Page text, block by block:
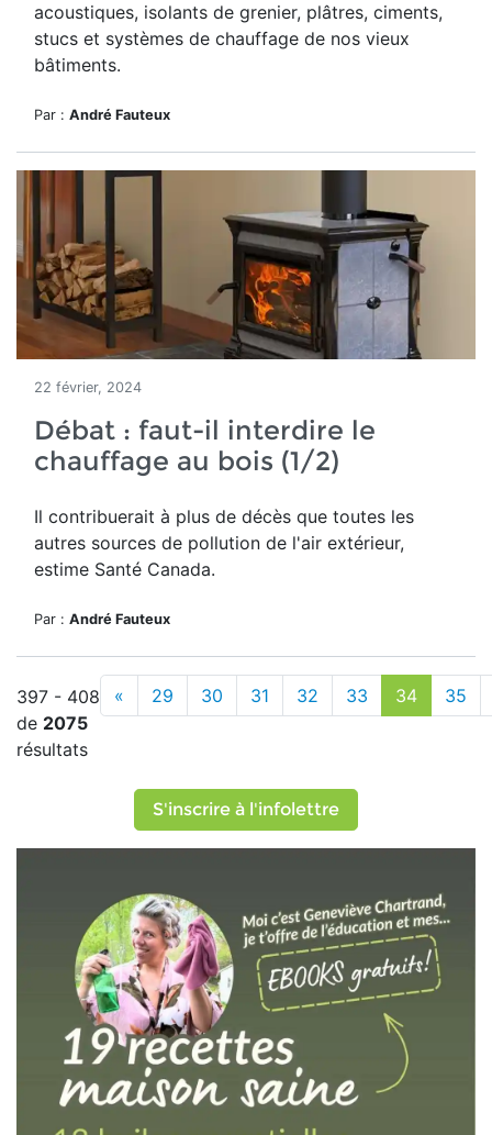
acoustiques, isolants de grenier, plâtres, ciments,
stucs et systèmes de chauffage de nos vieux
bâtiments.
Par : André Fauteux
22 février, 2024
Débat : faut-il interdire le
chauffage au bois (1/2)
Il contribuerait à plus de décès que toutes les
autres sources de pollution de l'air extérieur,
estime Santé Canada.
Par : André Fauteux
397 - 408
de 2075
résultats
« 29 30 31 32 33 34 35
S'inscrire à l'infolettre